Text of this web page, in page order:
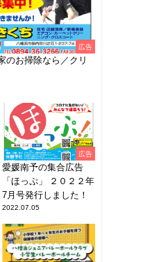
広告
のお掃除なら／クリ
広告
愛媛南予の集合広告
「ほっぷ」 ２０２２年
7月号発行しました！
2022.07.05